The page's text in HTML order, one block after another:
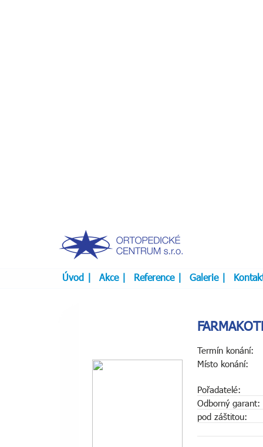
Úvod | Akce | Reference | Galerie |
Termín konání:
Místo konání:
Pořadatelé:
Odborný garant:
pod záštitou: